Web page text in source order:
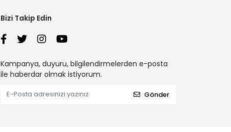
Bizi Takip Edin
Kampanya, duyuru, bilgilendirmelerden e-posta
ile haberdar olmak istiyorum.
Gönder